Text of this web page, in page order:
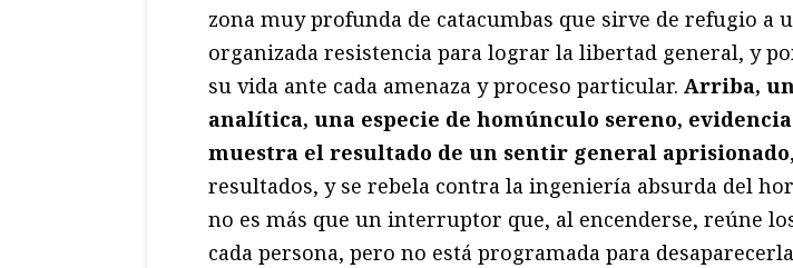
zona muy profunda de catacumbas que sirve de refugio a
organizada resistencia para lograr la libertad general, y
su vida ante cada amenaza y proceso particular. Arriba,
analítica, una especie de homúnculo sereno,
muestra el resultado de un sentir general aprisionado
resultados, y se rebela contra la ingeniería absurda del
no es más que un interruptor que, al encenderse, reúne
cada persona, pero no está programada para